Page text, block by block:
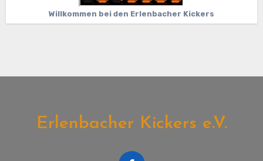
Willkommen bei den Erlenbacher Kickers
Erlenbacher Kickers e.V.